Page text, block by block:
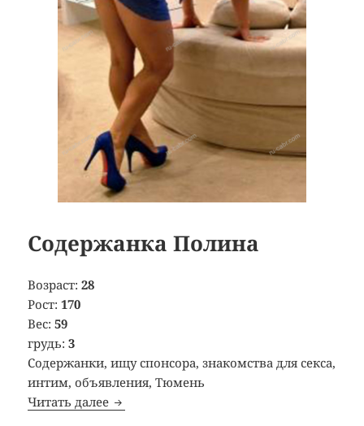
Содержанка Полина
Возраст:28
Рост:170
Вес:59
грудь:3
Содержанки, ищу спонсора, знакомства для секса,
интим, объявления, Тюмень
Читать далее Содержанка Полина